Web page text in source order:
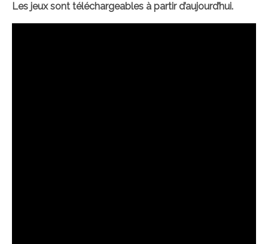
Les jeux sont téléchargeables à partir d’aujourd’hui.